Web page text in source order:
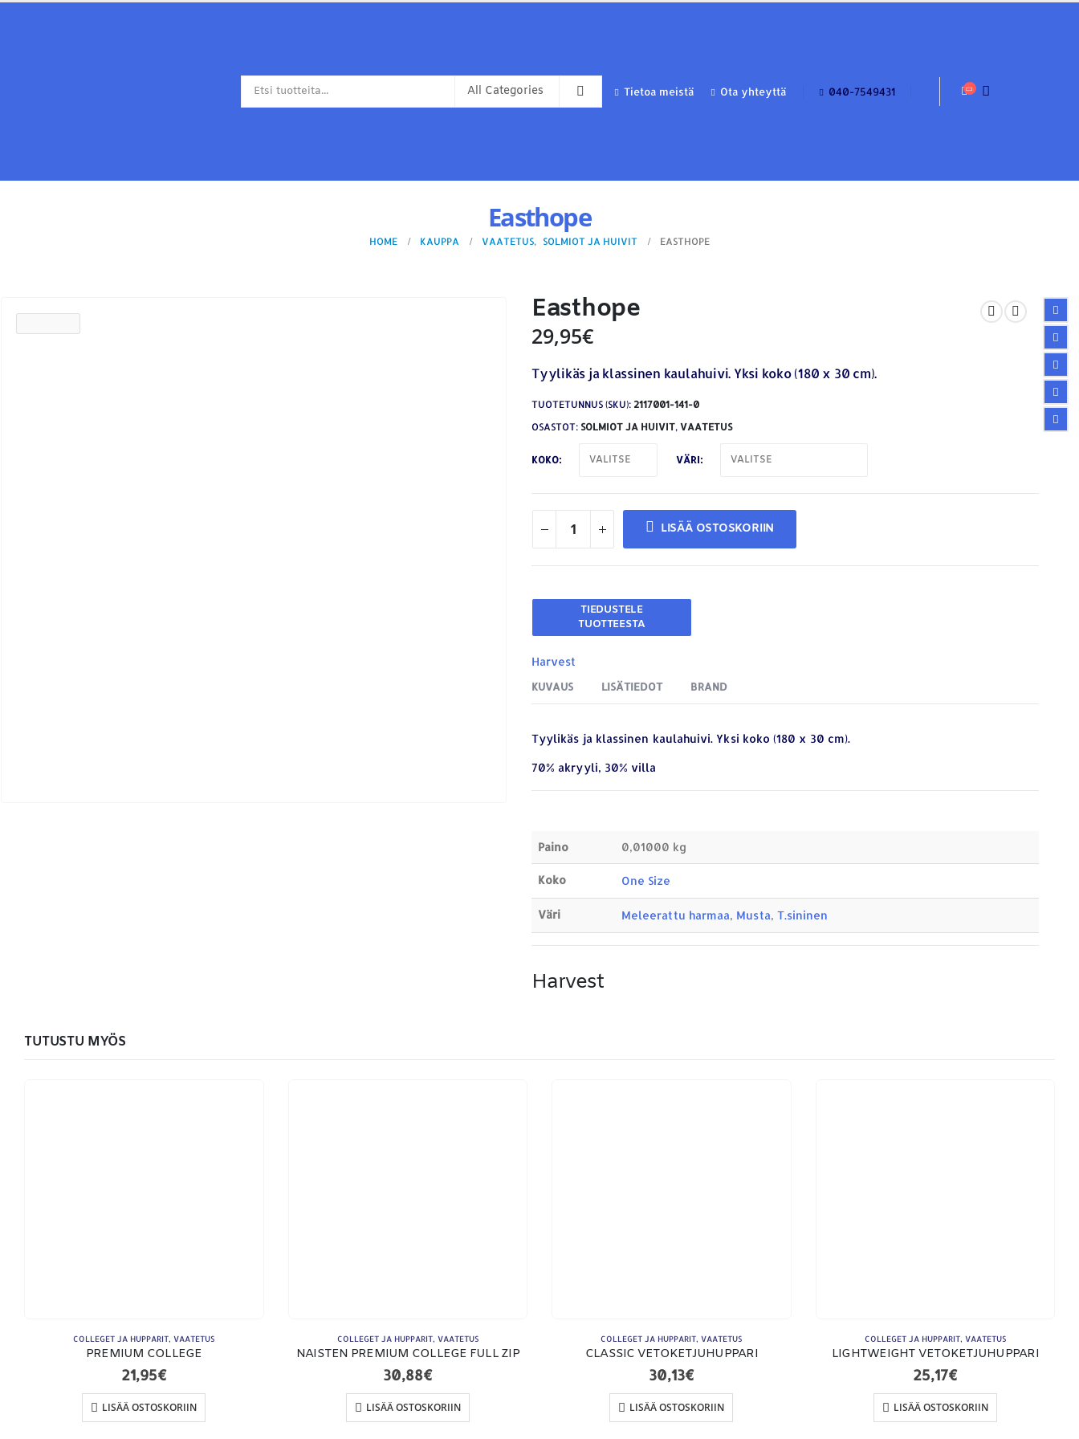
Tietoa meistä Ota yhteyttä 040-7549431
Easthope
HOME KAUPPA VAATETUS, SOLMIOT JA HUIVIT EASTHOPE
Easthope
29,95€
Tyylikäs ja klassinen kaulahuivi. Yksi koko (180 x 30 cm).
TUOTETUNNUS (SKU): 2117001-141-0
OSASTOT: SOLMIOT JA HUIVIT, VAATETUS
KOKO VÄRI
LISÄÄ OSTOSKORIIN
Harvest
KUVAUS LISÄTIEDOT BRAND
Tyylikäs ja klassinen kaulahuivi. Yksi koko (180 x 30 cm).
70% akryyli, 30% villa
Paino 0,01000 kg
Koko One Size
Väri Meleerattu harmaa, Musta, T.sininen
Harvest
TUTUSTU MYÖS
COLLEGET JA HUPPARIT,VAATETUS
PREMIUM COLLEGE
21,95€
LISÄÄ OSTOSKORIIN
COLLEGET JA HUPPARIT, VAATETUS
NAISTEN PREMIUM COLLEGE FULL ZIP
30,88€
LISÄÄ OSTOSKORIIN
COLLEGET JA HUPPARIT,VAATETUS
CLASSIC VETOKETJUHUPPARI
30,13€
LISÄÄ OSTOSKORIIN
COLLEGET JA HUPPARIT, VAATETUS
LIGHTWEIGHT VETOKETJUHUPPARI
25,17€
LISÄÄ OSTOSKORIIN
Toimitusehdot